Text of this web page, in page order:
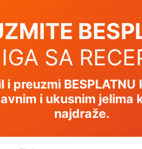
SA
i preuzmi
i ukusnim jelima
najdraže.